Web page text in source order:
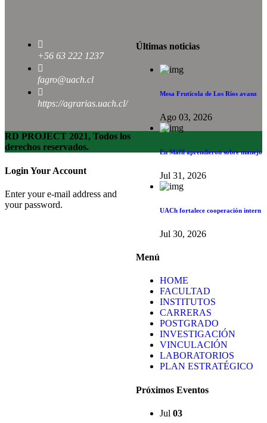
Últimas noticias
Mesa Frutícola de Los Ríos avanz
Ago 03, 2026
En Máfil aprendieron sobre manejo
Jul 31, 2026
UACh fortalece cooperación intern
Jul 30, 2026
Menú
HOME
FACULTAD
INSTITUTOS
CARRERAS
POSTGRADO
INVESTIGACIÓN
VINCULACIÓN
LABORATORIOS
PLAN ESTRATÉGICO
Próximos Eventos
Jul 03
+56 63 222 1237
fagro@uach.cl
https://agrarias.uach.cl/
RD PROJECT 2021, Todos los
derechos reservados.
Login Your Account
Enter your e-mail address and
your password.